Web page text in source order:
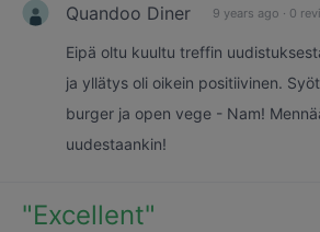
Quandoo Diner 9 years ago · 0
Eipä oltu kuultu treffin
ja yllätys oli oikein positiivinen.
burger ja open vege - Nam!
uudestaankin!
"Excellent"